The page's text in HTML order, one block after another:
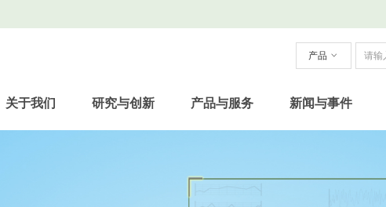
产品 ꀁ
关于我们 研究与创新 产品与服务 新闻与事件